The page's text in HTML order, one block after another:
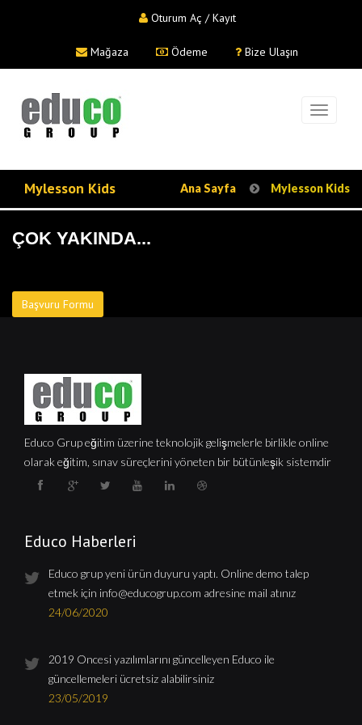
Oturum Aç / Kayıt
Mağaza Ödeme Bize Ulaşın
Mylesson Kids Ana Sayfa Mylesson Kids
ÇOK YAKINDA...
Başvuru Formu
Educo Grup eğitim üzerine teknolojik gelişmelerle birlikle online
olarak eğitim, sınav süreçlerini yöneten bir bütünleşik sistemdir
Educo Haberleri
Educo grup yeni ürün duyuru yaptı. Online demo talep
etmek için info@educogrup.com adresine mail atınız
24/06/2020
2019 Öncesi yazılımlarını güncelleyen Educo ile
güncellemeleri ücretsiz alabilirsiniz
23/05/2019